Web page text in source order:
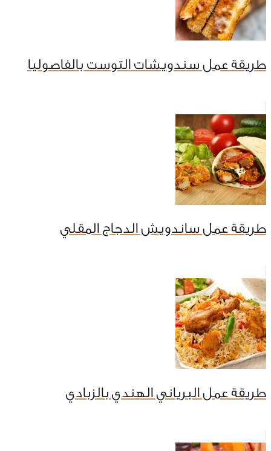
طريقة عمل سندويشات التوست بالفاصوليا
طريقة عمل ساندويش الدجاج المقلي
طريقة عمل البرياني الهندي بالزبادي